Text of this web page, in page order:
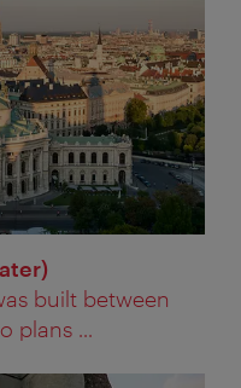
built between
plans ...